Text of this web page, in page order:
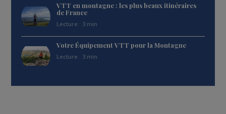
VTT en montagne : les plus beaux itinéraires
de France
Lecture : 3 min
Votre Équipement VTT pour la Montagne
Lecture : 3 min